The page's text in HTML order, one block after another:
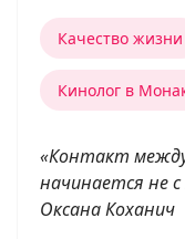
Качество жизни
Кинолог в
«Контакт между
начинается не
Оксана Коханич